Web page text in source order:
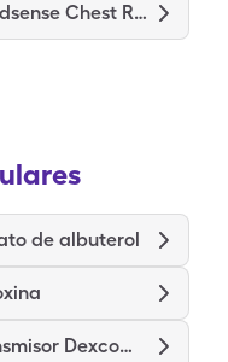
Goodsense Chest Rub Medicated
de albuterol
Transmisor Dexcom G6